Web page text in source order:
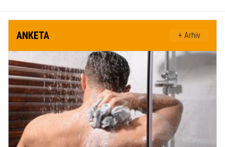
ANKETA + Arhiv